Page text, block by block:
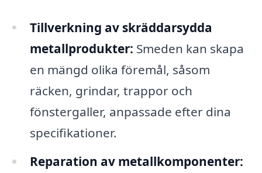
Tillverkning av skräddarsydda
metallprodukter: Smeden kan skapa
en mängd olika föremål, såsom
räcken, grindar, trappor och
fönstergaller, anpassade efter dina
specifikationer.
Reparation av metallkomponenter: